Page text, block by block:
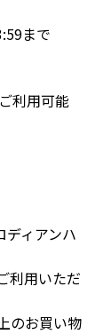
まで
利用可能
ディアンハ
利用いただ
のお買い物